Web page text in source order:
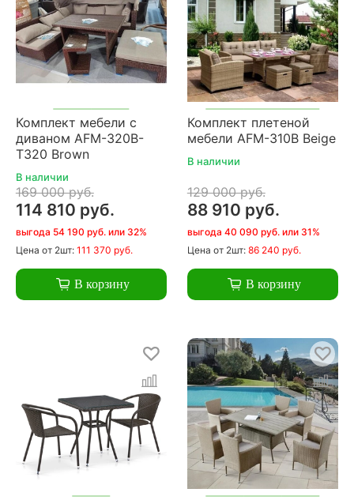
Комплект мебели с
диваном AFM-320B-
T320 Brown
В наличии
169 000 руб.
114 810 руб.
выгода 54 190 руб. или 32%
Цена от 2шт: 111 370 руб.
В корзину
Комплект плетеной
мебели AFM-310B Beige
В наличии
129 000 руб.
88 910 руб.
выгода 40 090 руб. или 31%
Цена от 2шт: 86 240 руб.
В корзину